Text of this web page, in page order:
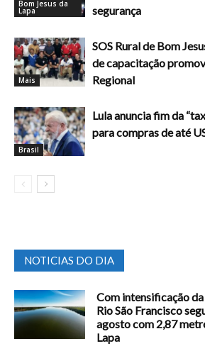
Bom Jesus da
Lapa
segurança
Mais
SOS Rural de Bom
de capacitação
Regional
Brasil
Lula anuncia fim da
para compras de até
NOTICIAS DO DIA
Com intensificação
Rio São Francisco
agosto com 2,87
Lapa